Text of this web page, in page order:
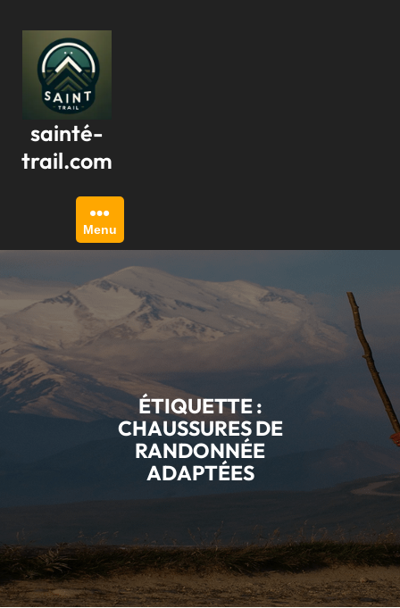
contenu
sainté-
trail.com
Menu
ÉTIQUETTE :
CHAUSSURES DE
RANDONNÉE
ADAPTÉES